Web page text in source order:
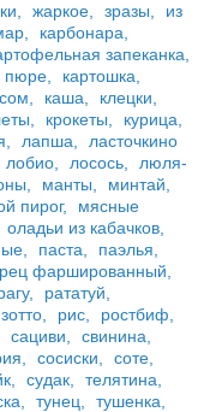
жаркое, зразы,
из
карбонара,
запеканка,
пюре,
картошка,
каша,
клецки,
крокеты,
курица,
лапша,
ласточкино
лобио, лосось,
люля-
манты,
минтай,
пирог,
мясные
оладьи из кабачков,
паста,
паэлья,
фаршированный,
рататуй,
рис,
ростбиф,
сациви,
свинина,
сосиски,
соте,
судак,
телятина,
тунец,
тушенка,